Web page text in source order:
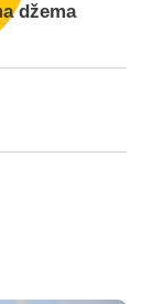
džema